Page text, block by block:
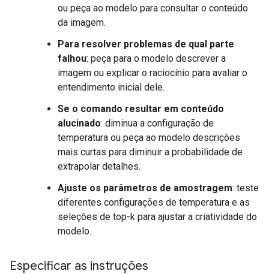
ou peça ao modelo para consultar o conteúdo
da imagem.
Para resolver problemas de qual parte
falhou: peça para o modelo descrever a
imagem ou explicar o raciocínio para avaliar o
entendimento inicial dele.
Se o comando resultar em conteúdo
alucinado: diminua a configuração de
temperatura ou peça ao modelo descrições
mais curtas para diminuir a probabilidade de
extrapolar detalhes.
Ajuste os parâmetros de amostragem: teste
diferentes configurações de temperatura e as
seleções de top-k para ajustar a criatividade do
modelo.
Especificar as instruções